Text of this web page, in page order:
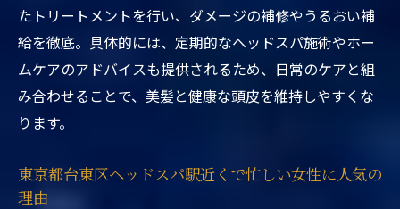
続けて実感する東京都台東区ヘッドスパの価値
東京都台東区ヘッドスパ駅近くで継続利用
する効果と変化
東京都台東区ヘッドスパ駅近くで定期的な
持するためのコツ
たトリートメントを行い、ダメージの補修やうるおい補
給を徹底。具体的には、定期的なヘッドスパ施術やホー
ムケアのアドバイスも提供されるため、日常のケアと組
み合わせることで、美髪と健康な頭皮を維持しやすくな
ります。
東京都台東区ヘッドスパ駅近くで忙しい女性に人気の
理由